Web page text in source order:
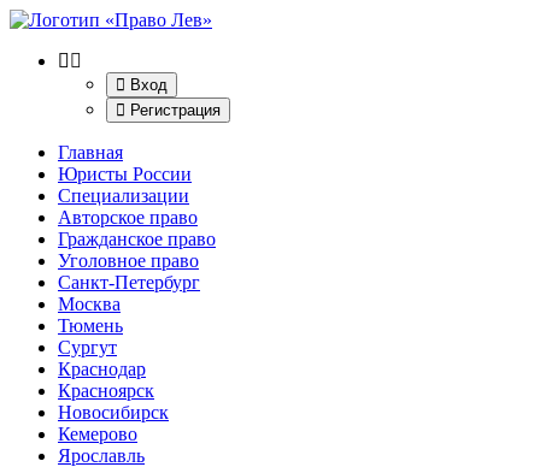
Вход
Регистрация
Главная
Юристы России
Специализации
Авторское право
Гражданское право
Уголовное право
Санкт-Петербург
Москва
Тюмень
Сургут
Краснодар
Красноярск
Новосибирск
Кемерово
Ярославль